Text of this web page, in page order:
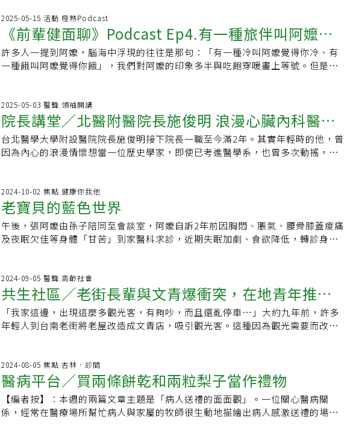
「吃的幸福」故事15主角：屏東椰子園養護機構主任蔡秀蘭記者楊正敏／台北報
導81歲的美麗阿嬤今年2月跌倒，因身體虛弱只能仰賴鼻胃管維持進食。對曾是幼
兒園廚師的她而言，食物不只是填飽肚子，更代表著她的職人記憶與人生價值。
失去「吃的權利」，讓她的人生彷彿缺了一塊拼圖。跨專業團隊 訓練外更有心理
除鼻胃管計畫」，要讓阿嬤能夠再能「親口」吃下她熱愛的食物。一開始，照護
人員用水果汁、湯汁輕觸阿嬤的嘴唇，慢慢喚起她對食物的渴望。物理治療師同
時訓練口腔與喉部肌肉，營養師設計符合糖尿病需求的菜單，護理師制定鼻胃管
安全移除計畫，社工與照服員則給予心理支持與日常陪伴。「這是一場冒險。」
椰子園主任蔡秀蘭坦言，許多人認為高齡長者一旦使用鼻胃管，就只能灌食到生
「什麼時候可以拔掉管子？」一個半月拔除鼻胃管 找回自主與幸福短短一個半
月，美麗阿嬤成功拔除鼻胃管，如今能自己進食。雖然仍坐著輪椅，但已能站
立，甚至在端午節親手包了一串粽子，重溫料理帶來的幸福時光。「活到老，吃
到老。」蔡秀蘭表示，這次經驗證明，只要掌握動機並給予正確方法，高齡者仍
我全都做。」融入整個安寧的團隊之中。在居家安寧的照護中，不像醫師有一點
權威，藥師可以更貼近患者和家屬，具有氣喘、糖尿病及慢性腎臟 病等衛教師資
格的蔡有隆，會趁送藥的時候觀察有沒有什麼地方沒有照顧到。上山下海送藥到
偏鄉 笑稱結善緣只要有需求，蔡有隆上山下海送藥到府，藥局在嘉義民雄，開一
個多小時的車到海線布袋，或是到海拔一千多公尺阿里山奮起湖，都可以看到他
健保 盼制度跟上服務過800多個個案，看過800多個不同的人生故事，蔡有隆期望
未來安寧居家療護能廣納藥事服務給付，衛生主管機關以輔導代替管理，讓更多
有心，有臨床照護專業的藥師也能投入居家安寧相關照護的行列。從救人到送別
醫師蕭錦洲30年守護溪口病人最後尊嚴故事13主角：嘉義錦洲診所院長蕭錦洲記
移，患者大多是行動不便的長者。早在還沒有居家醫療、安寧給付制度的年代，
蕭錦洲就常「往診」，到長者或行動不便患者家中訪視，提供醫療服務，他說，
「溪口到大醫院不方便，走向居家醫療可說是天時地利人和」。8年陪伴近百位患
者就地善終2017年嘉義基督教醫院開始做居家醫療安寧服務，蕭錦洲應安寧緩和
療護中心主任陳鼎達的邀請，加入嘉基的團隊，負責照顧溪口附近的個案。8年
得，第一次上山探視，阿嬤因腹水而極度虛弱，家屬已有心理準備。沒想到隔兩
天再訪視，迎接他們的已是覆著白布的身影，及已經在念佛的家人。「那個場景
真的讓我很震撼，當時沒有想到阿嬤這麼快就走了。」跟阿嬤的兒子女兒已經成
為好友的蕭錦洲說，「這麼多年，生死也看得比較多了，已經能平靜的面對」。
錦洲想開業卻不知選哪裡好，便邀他落腳溪口。沒想到一待就是30多年。如今，
連學中醫的女兒也回到溪口，在二樓開起了中醫診所。從往診到居家安寧，從西
醫到中醫。蕭錦洲對於溪口居民的醫療支持，已經落地生根，並將繼續傳承下
去。延伸閱讀：50個好故事【脈動台灣 醫路前行】守護篇3＿最後陪伴
一鏟一鏟挖除厚重的泥土，直到看見原本的地板，再鋪上紙板吸水，逐步清理殘
土，才露出乾淨的地面。看似簡單的工作，卻比任何大掃除都艱辛，這場「泥濘
接力」的馬拉松考驗著每個人的體力與耐力。人文室主任葉璧禎則感慨地說：
「鏟泥倒泥的男女都是超人。」她描述現場環境的艱難：硬泥鏟子難以下手，軟
的手，都是最有力的溫柔。副院長陳金城表示，與戰爭帶來的全面毀滅不同，天
災中仍有希望的曙光。此次花蓮光復鄉雖然因颱風侵襲而災情嚴重，但多數災民
平安無恙。沿路泥濘難行，卻無阻志工們一步步前進的腳步，團隊力量成為災民
重新出發的支柱。斗六慈濟醫院院長簡瑞騰參與的醫療關懷路線，全天共發放了
70份「醫藥包」，災民收到後多數感動不已，臉上露出久違的笑容。他表示：
們帶著愛與祝福，用行動陪伴災民走過困境。即使環境艱難，大家仍以默契與團
結克服挑戰，用汗水與心意為光復鄉災民帶來希望，讓溫暖延續在人與人之間，
讓困境中感受到愛與支持。
劇、發文，過著精彩獨居生活大崎博子出生於1932年，於30歲左右結婚生子，後
來她和丈夫離婚，並獨自一人撫養女兒，雖然有姊姊和姊夫的協助，但她和女兒
仍是過了一段辛苦的日子，直到從事服裝顧問的工作後，財務上才穩定下來。後
來女兒出國之後，大崎博子就獨自一人在東京生活，但她不覺得自己是需要人照
顧的「獨居老人」，而是獨立的「高貴香麗者」，她當時為了能經常和女兒聯
趣，直到發覺胃部異常晚上大崎博子會準備日式家常料理被配上酒品，好好擺盤
完畢後，再坐下來享受追劇時光。她每天習慣用冰鎮玻璃杯喝一罐約350毫升的啤
酒，然後再喝一杯淡葡萄酒或燒酒，適度飲酒對她來說有放鬆身心的效果。但是
在70多歲時，她在喝酒時突然感覺胃怪怪的，醫生進行內視鏡檢查後，結果顯示
直是大崎博子日常生活的夥伴，她覺得因為生病從此不能喝酒實在太可惜，於是
她下定決心要讓身體恢復到可以喝酒的狀態，開始練習「酒精康復」。切胃手術
完有段時間不能喝酒，大崎博子採取逐步適應飲酒的訓練方式，一開始她會把酒
精和壽司變成「零食的形式」，把壽司切成六塊左右，再把酒倒進小杯子裡，兩
者搭配著慢慢食用，就這樣一點一點增加酒量，直到可以每次喝一杯冰鎮啤酒的
哲學。 ※ 提醒您：禁止酒駕 飲酒過量有礙健康
2025-05-15 活動.橙熟Podcast
《前輩健面聊》Podcast Ep4.有一種旅伴叫阿嬤！
熟齡生活不設限，Lucas阿嬤潘世芬的勇氣旅行
許多人一提到阿嬤，腦海中浮現的往往是那句：「有一種冷叫阿嬤覺得你冷、有
一種餓叫阿嬤覺得你餓」，我們對阿嬤的印象多半與吃飽穿暖畫上等號。但是，
部落格版主潘世芬，分享她不設限的熟齡生活。潘世芬是台灣第一個阿嬤級的旅
遊部落格作家，曾出版著作《勇氣阿嬤的美好熟齡時代》。當她現身錄製現場，
活潑開朗的笑聲立刻感染在場所有人，她說，自己當上阿嬤那年是51歲，「兒子
打電話來說，媽媽，我告訴你一個好消息。」從那一刻起，她的人生風景，展開
截然不同的篇章。「為什麼開始帶孫子旅行？」這個問題的答案讓人會心一笑。
孫子旅行的自媒體之路。」祖孫倆的旅程，化為一篇篇動人的遊記。隨著 Lucas
一天天長大，潘世芬開始讓他學習打理行李，在旅行中擔任小幫手，協助拍照、
照看行李、顧前顧後。她笑著說：「我們是麻吉旅伴！」節目中，她分享兩人隨
興而行的自助旅行趣事，許多地點原本根本不在行程規劃中，如果錯過了公車或
讀空大人文學系，每學期成績90分以上。她說，自己利用零碎時間完成很多事
情，一邊搭車一邊上課，一邊旅行一邊寫稿。究竟她如何平衡生活與熱情？她又
是怎麼看待熟齡人生的無限可能？跟著本集節目，一起走進 Lucas 阿嬤潘世芬的
故事。本集節目重點✏️阿嬤與孫子的麻吉旅行日常✏️從家庭主婦變為旅遊作家與
空大學生✏️旅行不設限，生活靠直覺✏️給孫子的旅行訓練也是人生功課前輩見面
Spotify:https://lihi.cc/dPn4e
2025-05-03 醫聲.領袖開講
院長講堂／北醫附醫院長施俊明 浪漫心臟內科醫師
動刀救命也懂病患需求
台北醫學大學附設醫院院長施俊明接下院長一職至今滿2年。其實年輕時的他，曾
因為內心的浪漫情懷想當一位歷史學家，即使已考進醫學系，也曾多次動搖，直
會當醫師。」施俊明說，家中有四個孩子，他排行老三，其實原本還有位大哥，
在他還懵懵懂懂時，大哥因肝癌過世，那時他六歲，大姊因為哥哥離世，小小年
紀就立志行醫，這個決定不只影響他，也影響其他兩位兄弟姊妹，姊姊成為胃腸
肝膽科醫師、哥哥是心臟外科醫師、妹妹則是小兒科醫師，而他則是心臟內科醫
師。決定從醫的路上，他曾經猶豫，施俊明說，在求學的路上，一直很喜歡歷
然科學，所以最後仍選填醫學系，當念到大三時，課業壓力龐大，內心想成為歷
史學者的情懷又冒了出來，直到聽到陳永興醫師的演講，才讓他堅定成為醫師。
喜愛動手 投入心臟內科醫療領域中有各類不同的次專科，實習期間，許多學長都
認為他適合走外科，因為他動作靈巧，縫合速度也快。但他則游移於精神科與心
其他醫師做幾台導管。」從醫多年，心臟內科的患者隨著高齡化愈來愈多，讓他
一直在醫療領域努力下去的動力，除了醫學新知以外，就是治癒患者的成就感。
曾有位90多歲的阿嬤，因心肌缺氧、心臟衰竭反覆住院，一度要走進安寧療程，
她的兒子向他表達還想試看看，施俊明立即協助阿嬤完成非常困難的心導管，術
後阿嬤身體恢復迅速，三天後出院。一周後在門診，阿嬤拄著拐杖堅持找到他，
2024-10-02 焦點.健康你我他
老寶貝的藍色世界
午後，張阿嬤由孫子陪同至會談室，阿嬤自訴2年前因胸悶、脹氣、腰骨膝蓋痠痛
及夜眠欠佳等身體「甘苦」到家醫科求診，近期失眠加劇、食欲降低，轉診身心
兒女則不定時幫獨居的她採買送食。半年前，阿嬤的姊姊因病去世，她淚訴姊妹
倆的故事、姊姊被送安養過程、疫情探視不便、感嘆人老不中用記憶衰退…，言
語中透露，對姊姊的思念遺憾、個人的無助、人生的無意義。阿嬤是因身體不適
及夜眠欠佳求診，就醫療角度來看，阿嬤的憂鬱需要專業的協助。2022年國衛院
調查顯示，台灣65歲以上長者，輕度憂鬱症和重度憂鬱症盛行率分別是3.7%和
憂鬱是偵測問題的開始。老人憂鬱症比起一般成年人的憂鬱更難以覺察，老年人
多以身體不適來傳達情緒狀態，且其認知功能降低常被誤認為老化，尤其老人生
活多以家庭為主，較難觀察到社會功能變化。就如張阿嬤，老伴走後獨居，跌傷
後的不適讓疏離的生活更封閉，姊姊離世未能相送的遺憾，讓阿嬤的身心症狀明
2024-09-05 醫聲.高齡社會
共生社區／老街長輩與文青爆衝突，在地青年推共
生社區引出神結局
「我家這邊，出現這麼多觀光客，有夠吵，而且還亂停車…」大約九年前，許多
年輕人到台南老街將老屋改造成文青店，吸引觀光客。這種因為觀光需要而改造
專家進駐後，得到了解方。台南 YMCA 老人照顧服務中心研發主任、國立成功大
學建築學系兼任助理教授盧紀邦與台南YMCA照顧咖啡館經理林奕仁是成功大學築
研究所的學長弟關係，九年前他們因參與國科會「人文創新與社會實踐計劃」來
到台南銀同社區，從此意外跨入了共生社區推廣領域。從跨世代衝突到共融、交
流，每一步都是不容易當時，盧紀邦、林奕仁面對在地長輩與文青、年輕商家所
2024-08-05 焦點.杏林．診間
醫病平台／買兩條餅乾和兩粒梨子當作禮物
【編者按】：本週的兩篇文章主題是「病人送禮的面面觀」。一位關心醫病關
係，經常在醫療場所幫忙病人與家屬的牧師很生動地描繪出病人感激送禮的場景